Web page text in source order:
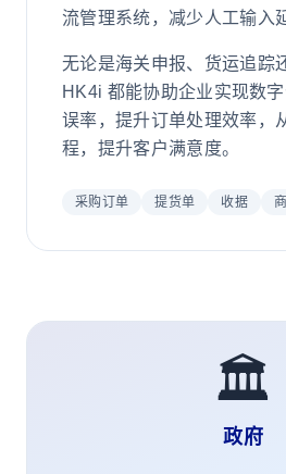
流管理系统，减少人工输入
无论是海关申报、货运追踪
HK4i 都能协助企业实现数
误率，提升订单处理效率，
程，提升客户满意度。
采购订单 提货单 收据
🏛️
政府